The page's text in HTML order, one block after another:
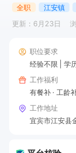
全职 江安镇
更新：6月23日
职位要求
经验不限
学
工作福利
有餐补
工龄
工作地址
宜宾市江安县